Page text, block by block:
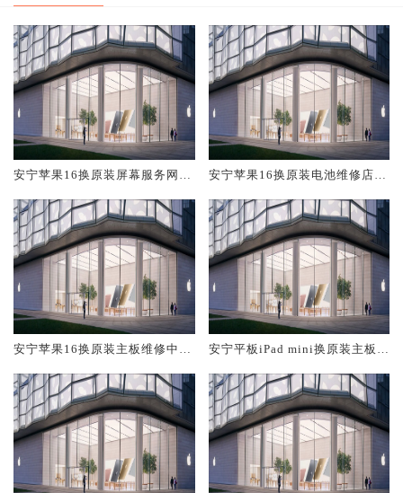
安宁苹果16换原装屏幕服务网点
安宁苹果16换原装电池维修店大
安宁苹果16换原装主板维修中心
安宁平板iPad mini换原装主板维